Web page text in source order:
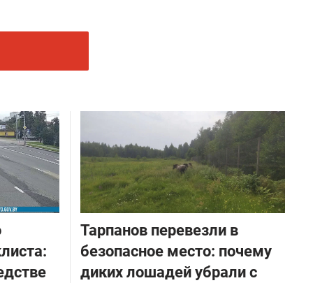
Тарпанов перевезли в
безопасное место: почему
диких лошадей убрали с